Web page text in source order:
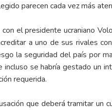
parecen cada vez más
con el presidente ucraniano
a uno de sus rivales
la seguridad del país por
incluso se habría gestado un
requerida.
que deberá tramitar